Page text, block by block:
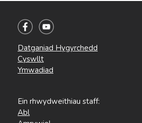
Datganiad Hygyrchedd
Cyswllt
Ymwadiad
Ein rhwydweithiau staff:
Abl